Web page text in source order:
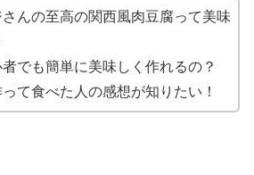
さんの至高の関西風肉豆腐って美味
でも簡単に美味しく作れるの？
て食べた人の感想が知りたい！